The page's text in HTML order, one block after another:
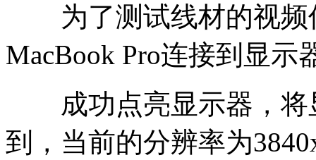
为了测试线材的视频
MacBook Pro连接到显
成功点亮显示器，将
到，当前的分辨率为